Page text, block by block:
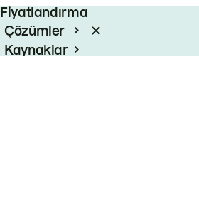
Fiyatlandırma
Çözümler
Kaynaklar